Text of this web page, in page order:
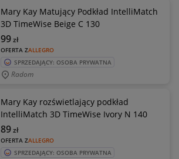
Mary Kay Matujący Podkład IntelliMatch
3D TimeWise Beige C 130
OFERTA ZALLEGRO
99zł
SPRZEDAJĄCY: OSOBA PRYWATNA
Radom
Mary Kay rozświetlający podkład
IntelliMatch 3D TimeWise Ivory N 140
OFERTA ZALLEGRO
89zł
SPRZEDAJĄCY: OSOBA PRYWATNA